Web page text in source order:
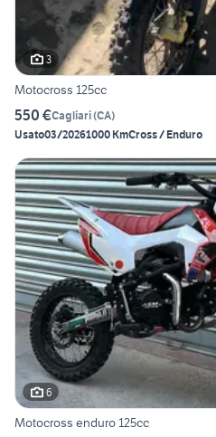
3
Motocross 125cc
550 €Cagliari(CA)
Usato03/20261000 KmCross / Enduro
6
Motocross enduro 125cc